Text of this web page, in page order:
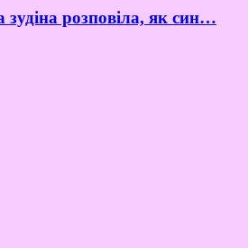
розповіла, як син…